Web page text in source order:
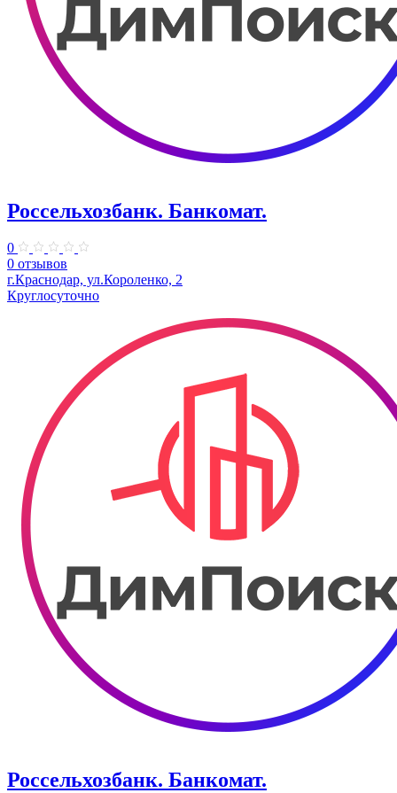
Россельхозбанк. Банкомат.
0
0 отзывов
​г.Краснодар, ул.Короленко, 2
Круглосуточно
Россельхозбанк. Банкомат.